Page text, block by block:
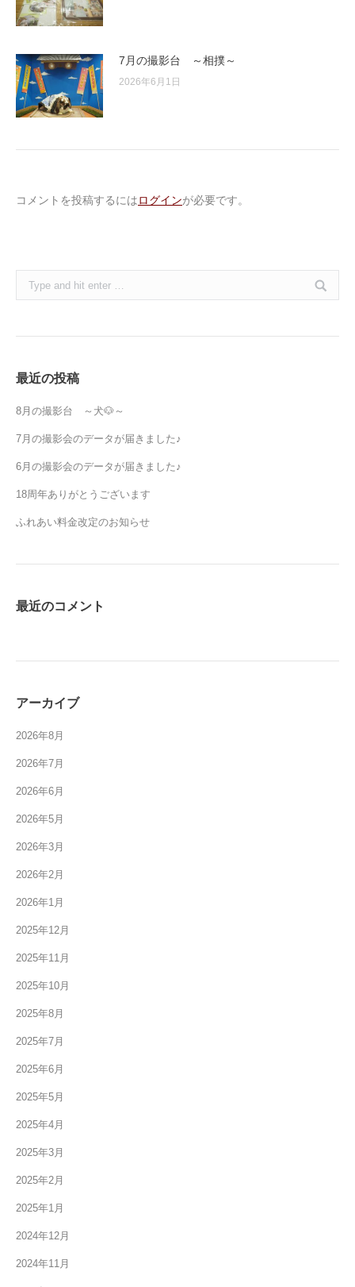
7月の撮影台 ～相撲～
2026年6月1日
コメントを投稿するにはログインが必要です。
Search:
最近の投稿
8月の撮影台 ～犬🐶～
7月の撮影会のデータが届きました♪
6月の撮影会のデータが届きました♪
18周年ありがとうございます
ふれあい料金改定のお知らせ
最近のコメント
アーカイブ
2026年8月
2026年7月
2026年6月
2026年5月
2026年3月
2026年2月
2026年1月
2025年12月
2025年11月
2025年10月
2025年8月
2025年7月
2025年6月
2025年5月
2025年4月
2025年3月
2025年2月
2025年1月
2024年12月
2024年11月